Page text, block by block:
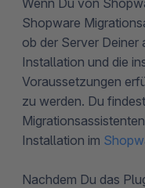
Shopware
ob der Server
Installation und die
Voraussetzungen
zu werden. Du
Installation im
Nachdem Du das